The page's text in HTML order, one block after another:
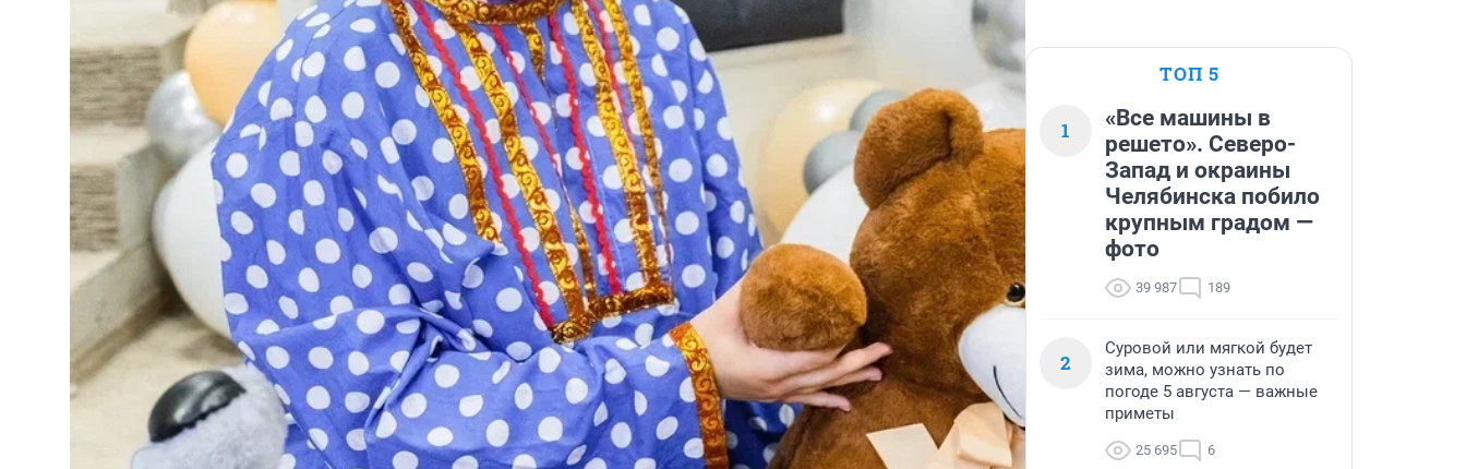
ТОП 5
1
«Все машины в
решето». Северо-
Запад и окраины
Челябинска побило
крупным градом —
фото
39 987 189
2
Суровой или мягкой будет
зима, можно узнать по
погоде 5 августа — важные
приметы
25 695 6